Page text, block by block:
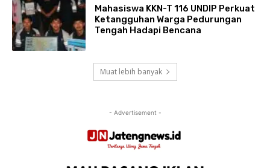
Mahasiswa KKN-T 116 UNDIP Perkuat
Ketangguhan Warga Pedurungan
Tengah Hadapi Bencana
Muat lebih banyak
- Advertisement -